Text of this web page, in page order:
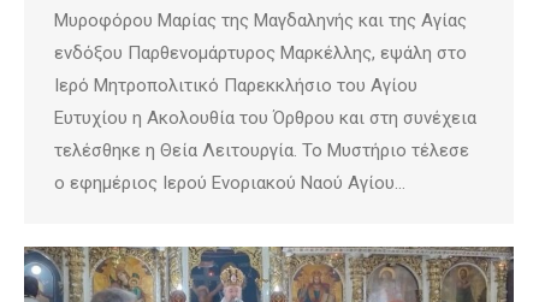
Μυροφόρου Μαρίας της Μαγδαληνής και της Αγίας
ενδόξου Παρθενομάρτυρος Μαρκέλλης, εψάλη στο
Ιερό Μητροπολιτικό Παρεκκλήσιο του Αγίου
Ευτυχίου η Ακολουθία του Όρθρου και στη συνέχεια
τελέσθηκε η Θεία Λειτουργία. Το Μυστήριο τέλεσε
ο εφημέριος Ιερού Ενοριακού Ναού Αγίου…